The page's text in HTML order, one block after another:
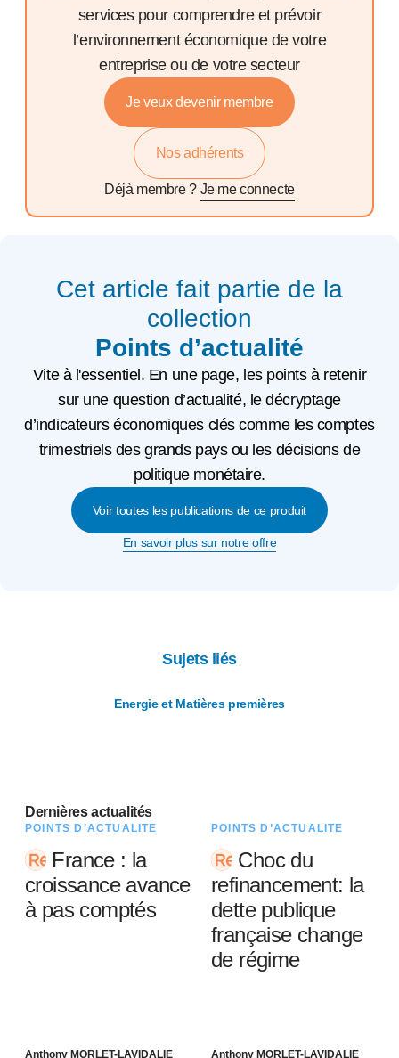
services pour comprendre et prévoir
l’environnement économique de votre
entreprise ou de votre secteur
Je veux devenir membre
Nos adhérents
Déjà membre ? Je me connecte
Cet article fait partie de la
collection
Points d’actualité
Vite à l'essentiel. En une page, les points à retenir
sur une question d’actualité, le décryptage
d’indicateurs économiques clés comme les comptes
trimestriels des grands pays ou les décisions de
politique monétaire.
Voir toutes les publications de ce produit
En savoir plus sur notre offre
Sujets liés
Energie et Matières premières
Dernières actualités
POINTS D’ACTUALITÉ
France : la
croissance avance
à pas comptés
Anthony MORLET-LAVIDALIE
POINTS D’ACTUALITÉ
Choc du
refinancement: la
dette publique
française change
de régime
Anthony MORLET-LAVIDALIE